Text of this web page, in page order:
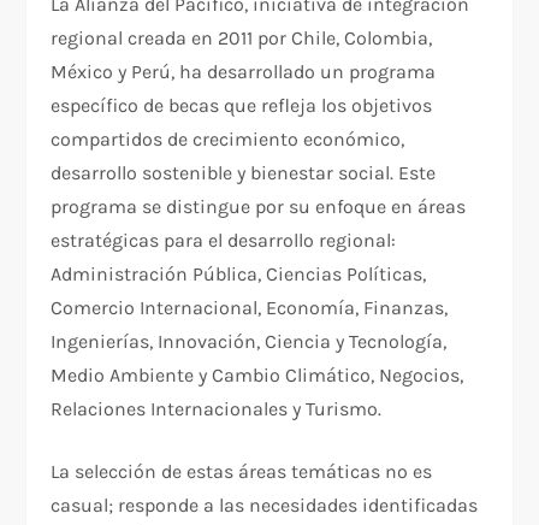
regional creada en 2011 por Chile, Colombia,
México y Perú, ha desarrollado un programa
específico de becas que refleja los objetivos
compartidos de crecimiento económico,
desarrollo sostenible y bienestar social. Este
programa se distingue por su enfoque en áreas
estratégicas para el desarrollo regional:
Administración Pública, Ciencias Políticas,
Comercio Internacional, Economía, Finanzas,
Ingenierías, Innovación, Ciencia y Tecnología,
Medio Ambiente y Cambio Climático, Negocios,
Relaciones Internacionales y Turismo.
La selección de estas áreas temáticas no es
casual; responde a las necesidades identificadas